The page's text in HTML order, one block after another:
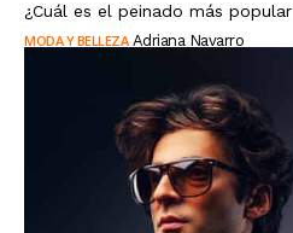
¿Cuál es el peinado más
MODA Y BELLEZA Adriana Navarro